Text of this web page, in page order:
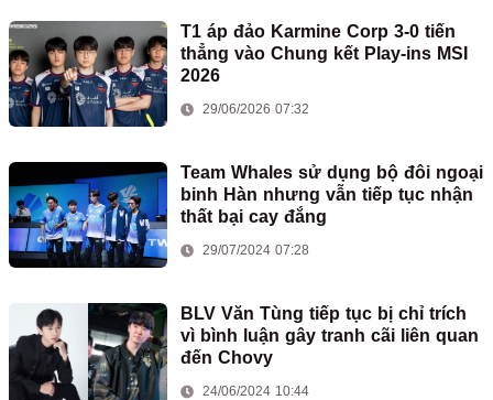
T1 áp đảo Karmine Corp 3-0 tiến
thẳng vào Chung kết Play-ins MSI
2026
29/06/2026 07:32
Team Whales sử dụng bộ đôi ngoại
binh Hàn nhưng vẫn tiếp tục nhận
thất bại cay đắng
29/07/2024 07:28
BLV Văn Tùng tiếp tục bị chỉ trích
vì bình luận gây tranh cãi liên quan
đến Chovy
24/06/2024 10:44